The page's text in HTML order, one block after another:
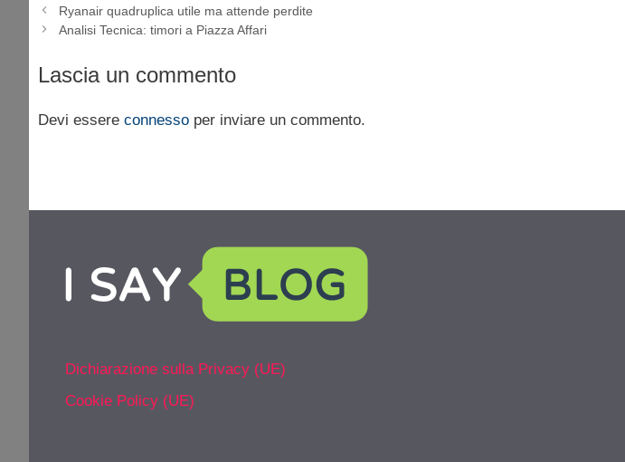
Ryanair quadruplica utile ma attende perdite
Analisi Tecnica: timori a Piazza Affari
Lascia un commento
Devi essere connesso per inviare un commento.
Dichiarazione sulla Privacy (UE)
Cookie Policy (UE)